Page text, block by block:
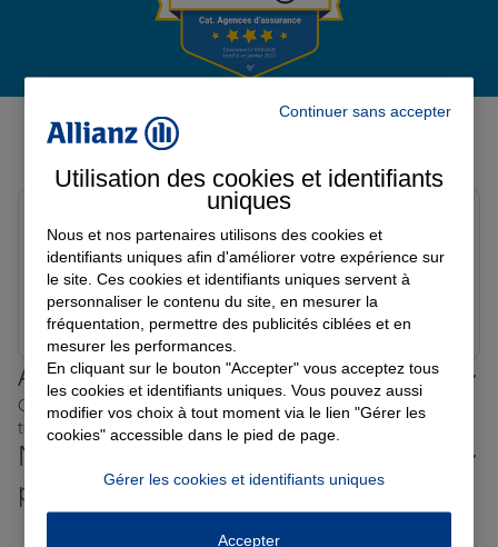
Garantie des accidents de la vie
Assurance scolaire
Protection juridique
Retraite
Tous nos devis d'assurance
Avis de l'agence Agence
Avis sur une période de 6 mois
Note de 5 sur 5
Le 24/03/2026 - Agence ALLAUCH
Prendre un RDV Voir l'agence
Allianz proche de chez vous
Où que vous soyez en France, nos agences Allianz sont
toujours près de chez vous.
Nos offres d'assurance dans les
plus grandes villes de France
Toutes les agences Allianz de France
Continuer sans accepter
Utilisation des cookies et identifiants
uniques
Nous et nos partenaires utilisons des cookies et
identifiants uniques afin d'améliorer votre expérience sur
le site. Ces cookies et identifiants uniques servent à
personnaliser le contenu du site, en mesurer la
fréquentation, permettre des publicités ciblées et en
mesurer les performances.
En cliquant sur le bouton "Accepter" vous acceptez tous
les cookies et identifiants uniques. Vous pouvez aussi
modifier vos choix à tout moment via le lien "Gérer les
cookies" accessible dans le pied de page.
Gérer les cookies et identifiants uniques
Accepter